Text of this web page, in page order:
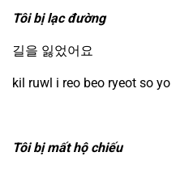
Tôi bị lạc đường
길을 잃었어요
kil ruwl i reo beo ryeot so yo
Tôi bị mất hộ chiếu